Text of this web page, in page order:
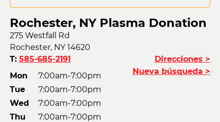
Rochester, NY Plasma Donation
275 Westfall Rd
Rochester, NY 14620
T: 585-685-2191
Mon
7:00am-7:00pm
Tue
7:00am-7:00pm
Wed
7:00am-7:00pm
Thu
7:00am-7:00pm
Direcciones >
Nueva búsqueda >